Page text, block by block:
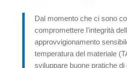
Dal momento che ci sono
compromettere l'integrità
approvvigionamento
temperatura del materiale
sviluppare buone pratiche